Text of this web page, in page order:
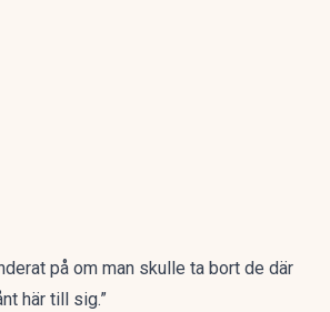
på om man skulle ta bort de där
här till sig.”